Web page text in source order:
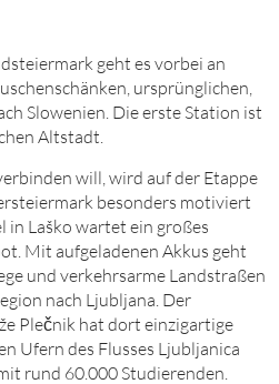
geht es vorbei an
ursprünglichen,
Slowenien. Die erste Station ist
Altstadt.
will, wird auf der Etappe
besonders motiviert
in Laško wartet ein großes
Mit aufgeladenen Akkus geht
und verkehrsarme Landstraßen
nach Ljubljana. Der
Plečnik hat dort einzigartige
Ufern des Flusses Ljubljanica
rund 60000 Studierenden.